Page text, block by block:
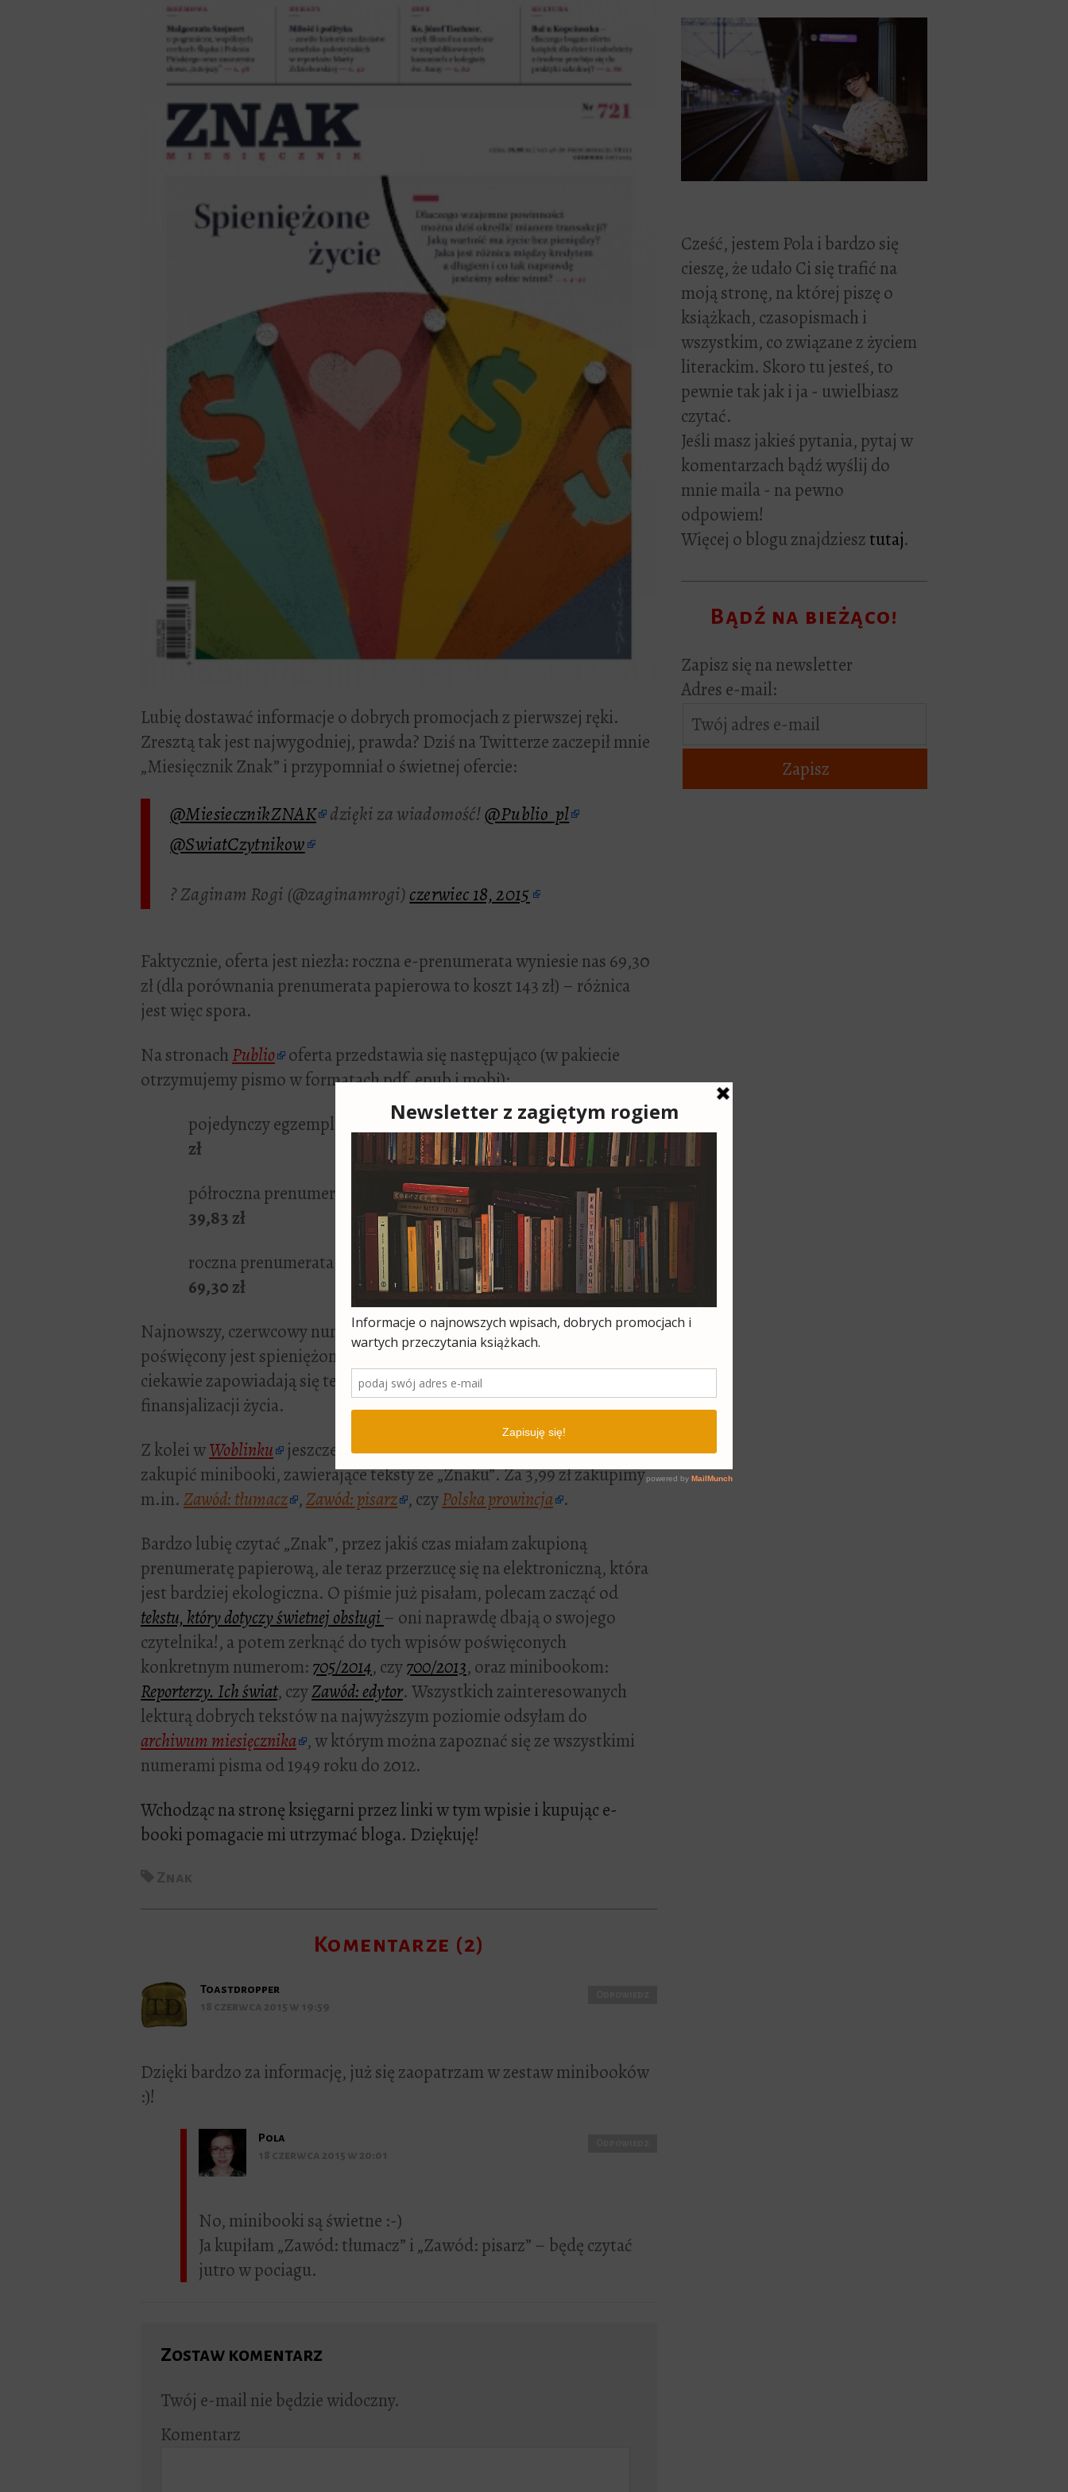
Lubię dostawać informacje o dobrych promocjach z pierwszej ręki.
Zresztą tak jest najwygodniej, prawda? Dziś na Twitterze zaczepił mnie
„Miesięcznik Znak” i przypomniał o świetnej ofercie:
@MiesiecznikZNAK dzięki za wiadomość!@Publio_pl
@SwiatCzytnikow
? Zaginam Rogi (@zaginamrogi)czerwiec 18, 2015
Faktycznie, oferta jest niezła: roczna e-prenumerata wyniesie nas 69,30
zł (dla porównania prenumerata papierowa to koszt 143 zł) – różnica
jest więc spora.
Na stronachPublio oferta przedstawia się następująco (w pakiecie
otrzymujemy pismo w formatach pdf, epub i mobi):
pojedynczy egzemplarz kosztuje6,94
zł
półroczna prenumerata kosztuje
39,83 zł
roczna prenumerata wyniesie nas
69,30 zł
Najnowszy, czerwcowy numer „Znaku”
poświęcony jest spieniężonemu życiu –
ciekawie zapowiadają się teksty o długach i
finansjalizacji życia.
Z kolei wWoblinku
jeszcze przez trzy dni w promocyjnej cenie można
zakupić minibooki, zawierające teksty ze „Znaku”. Za 3,99 zł zakupimy
m.in.Zawód: tłumacz ,Zawód: pisarz , czyPolska prowincja .
Bardzo lubię czytać „Znak”, przez jakiś czas miałam zakupioną
prenumeratę papierową, ale teraz przerzucę się na elektroniczną, która
jest bardziej ekologiczna. O piśmie już pisałam, polecam zacząć od
tekstu, który dotyczy świetnej obsługi – oni naprawdę dbają o swojego
czytelnika!, a potem zerknąć do tych wpisów poświęconych
konkretnym numerom:705/2014, czy700/2013, oraz minibookom:
Reporterzy. Ich świat, czyZawód: edytor. Wszystkich zainteresowanych
lekturą dobrych tekstów na najwyższym poziomie odsyłam do
archiwum miesięcznika , w którym można zapoznać się ze wszystkimi
numerami pisma od 1949 roku do 2012.
Wchodząc na stronę księgarni przez linki w tym wpisie i kupując e-
booki pomagacie mi utrzymać bloga. Dziękuję!
Komentarze (2)
Toastdropper
Dzięki bardzo za informację, już się zaopatrzam w zestaw minibooków
:)!
Pola
No, minibooki są świetne :-)
Ja kupiłam „Zawód: tłumacz” i „Zawód: pisarz” – będę czytać
jutro w pociagu.
Zostaw komentarz
Twój e-mail nie będzie widoczny.
Komentarz
Cześć, jestem Pola i bardzo się
cieszę, że udało Ci się trafić na
moją stronę, na której piszę o
książkach, czasopismach i
wszystkim, co związane z życiem
literackim. Skoro tu jesteś, to
pewnie tak jak i ja - uwielbiasz
czytać.
Jeśli masz jakieś pytania, pytaj w
komentarzach bądź wyślij do
mnie maila - na pewno
odpowiem!
Więcej o blogu znajdziesztutaj.
Bądź na bieżąco!
Zapisz się na newsletter
Adres e-mail: